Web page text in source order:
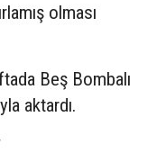
olması
Beş Bombalı
aktardı.